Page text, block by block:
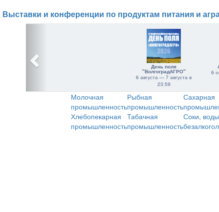
Выставки и конференции по продуктам питания и
День поля
"ВолгоградАГРО"
6 августа — 7 августа в
23:59
6
Молочная
промышленность
Рыбная
промышленность
Сахарная
Хлебопекарная
промышленность
Табачная
промышленность
Соки,